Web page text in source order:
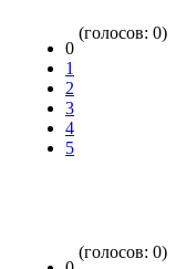
0
1
2
3
4
5
(голосов: 0)
(голосов: 0)